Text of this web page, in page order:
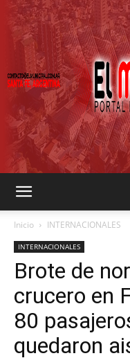
Inicio INTERNACIONALES
INTERNACIONALES
Brote de
crucero en
80
quedaron